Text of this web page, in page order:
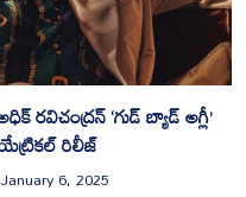
రవిచంద్రన్ ‘గుడ్ బ్యాడ్ అగ్లీ’
రిలీజ్
January 6, 2025